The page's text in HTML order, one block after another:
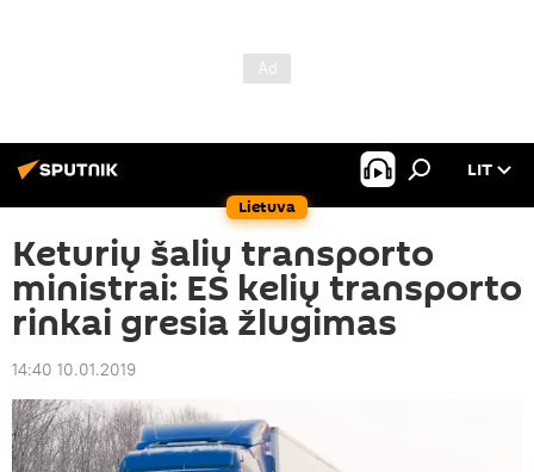
Lietuva
LIT
Keturių šalių transporto
ministrai: ES kelių transporto
rinkai gresia žlugimas
14:40 10.01.2019